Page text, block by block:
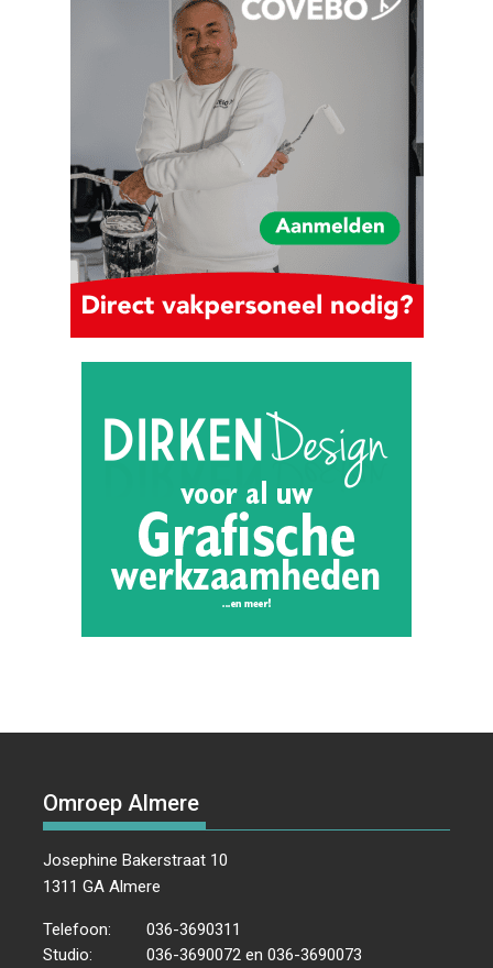
Omroep Almere
Josephine Bakerstraat 10
1311 GA Almere
Telefoon:
036-3690311
Studio:
036-3690072 en 036-3690073